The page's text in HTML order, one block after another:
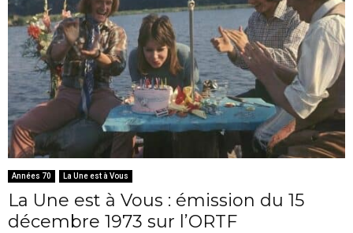
Années 70 La Une est à Vous
La Une est à Vous : émission du 15
décembre 1973 sur l’ORTF